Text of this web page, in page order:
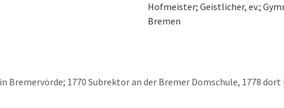
Hofmeister; Geistlicher, ev.;
Bremen
1770 Subrektor an der Bremer Domschule, 1778